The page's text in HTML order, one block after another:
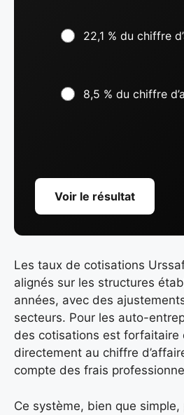
22,1 % du chiffre
8,5 % du chiffre
Voir le résultat
Les taux de cotisations
alignés sur les structures
années, avec des
secteurs. Pour les auto-
des cotisations est forfaitaire
directement au chiffre
compte des frais
Ce système, bien que